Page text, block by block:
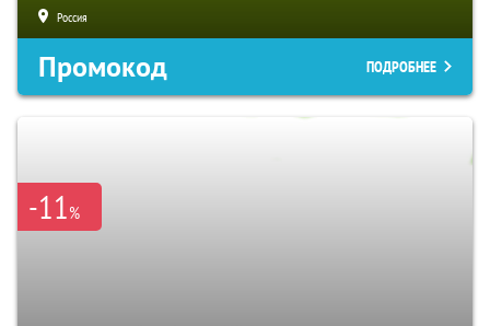
Россия
Промокод ПОДРОБНЕЕ
-11%